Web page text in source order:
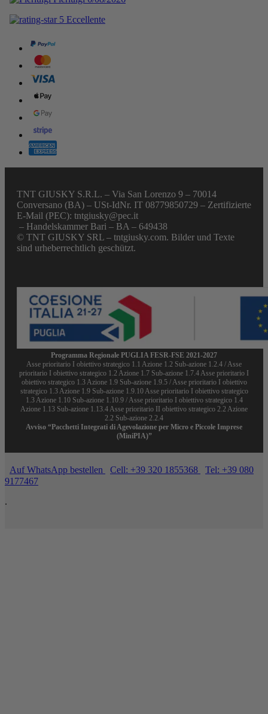
TNT GIUSKY S.R.L. – Via San Lorenzo 9 – 70014
Conversano (BA) – USt-IdNr. IT 08779850729 – Zertifizierte
E-Mail (PEC): tntgiusky@pec.it
– Handelskammer Bari – BA – 649438
© TNT GIUSKY SRL – tntgiusky.com. Bilder und Texte
sind urheberrechtlich geschützt.
Programma Regionale PUGLIA FESR-FSE 2021-2027
Asse prioritario I obiettivo strategico 1.1 Azione 1.2 Sub-azione 1.2.4 / Asse
prioritario I obiettivo strategico 1.2 Azione 1.7 Sub-azione 1.7.4 Asse prioritario I
obiettivo strategico 1.3 Azione 1.9 Sub-azione 1.9.5 / Asse prioritario I obiettivo
strategico 1.3 Azione 1.9 Sub-azione 1.9.10 Asse prioritario I obiettivo strategico
1.3 Azione 1.10 Sub-azione 1.10.9 / Asse prioritario I obiettivo strategico 1.4
Azione 1.13 Sub-azione 1.13.4 Asse prioritario II obiettivo strategico 2.2 Azione
2.2 Sub-azione 2.2.4
Avviso “Pacchetti Integrati di Agevolazione per Micro e Piccole Imprese
(MiniPIA)”
Auf WhatsApp bestellen Cell: +39 320 1855368
Tel: +39 080
9177467
.